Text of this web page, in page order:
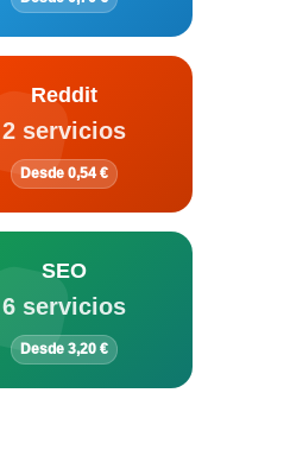
Reddit
2 servicios
Desde 0,54 €
SEO
6 servicios
Desde 3,20 €